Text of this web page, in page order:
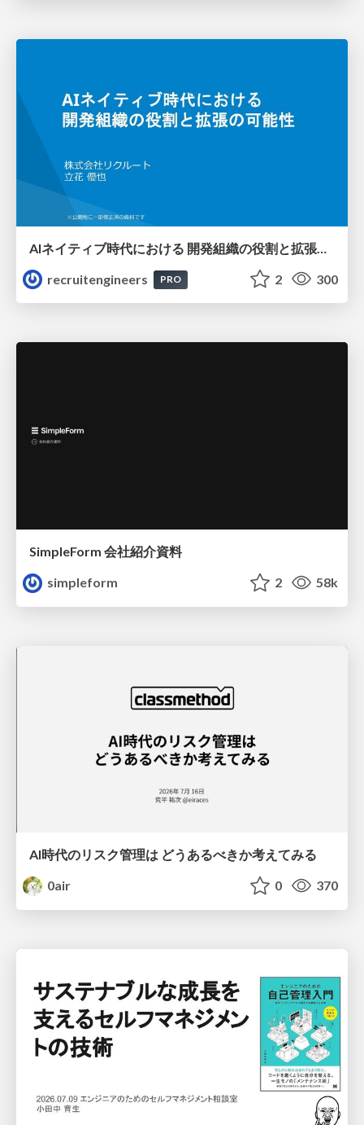
recruitengineers
PRO 2 300
SimpleForm 会社紹介資料
simpleform
2 58k
AI時代のリスク管理は どうあるべきか考えてみる
0air
0 370